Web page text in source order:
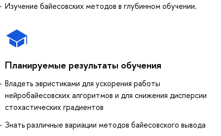
Изучение байесовских методов в глубинном обучении.
Планируемые результаты обучения
Владеть эвристиками для ускорения работы
нейробайесовских алгоритмов и для снижения дисперсии
стохастических градиентов
Знать различные вариации методов байесовского вывода